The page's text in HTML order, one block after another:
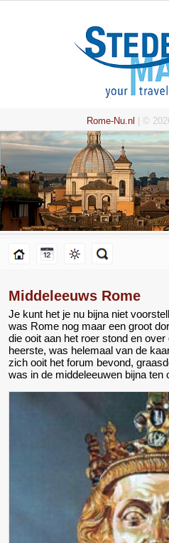
Rome-Nu.nl | ©
Middeleeuws Rome
Je kunt het je nu bijna niet
was Rome nog maar een groot
die ooit aan het roer stond en
heerste, was helemaal van de
zich ooit het forum bevond,
was in de middeleeuwen bijna ten